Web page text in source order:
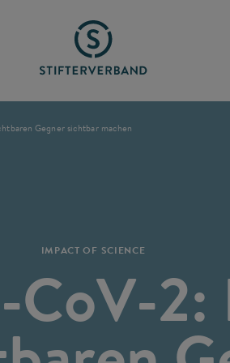
Gegner sichtbar machen
IMPACT OF SCIENCE
CoV-2: